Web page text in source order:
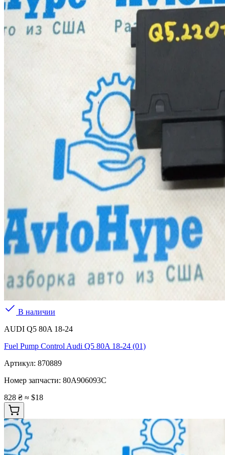
В наличии
AUDI Q5 80A 18-24
Fuel Pump Control Audi Q5 80A 18-24 (01)
Артикул: 870889
Номер запчасти: 80A906093C
828 ₴ ≈ $18